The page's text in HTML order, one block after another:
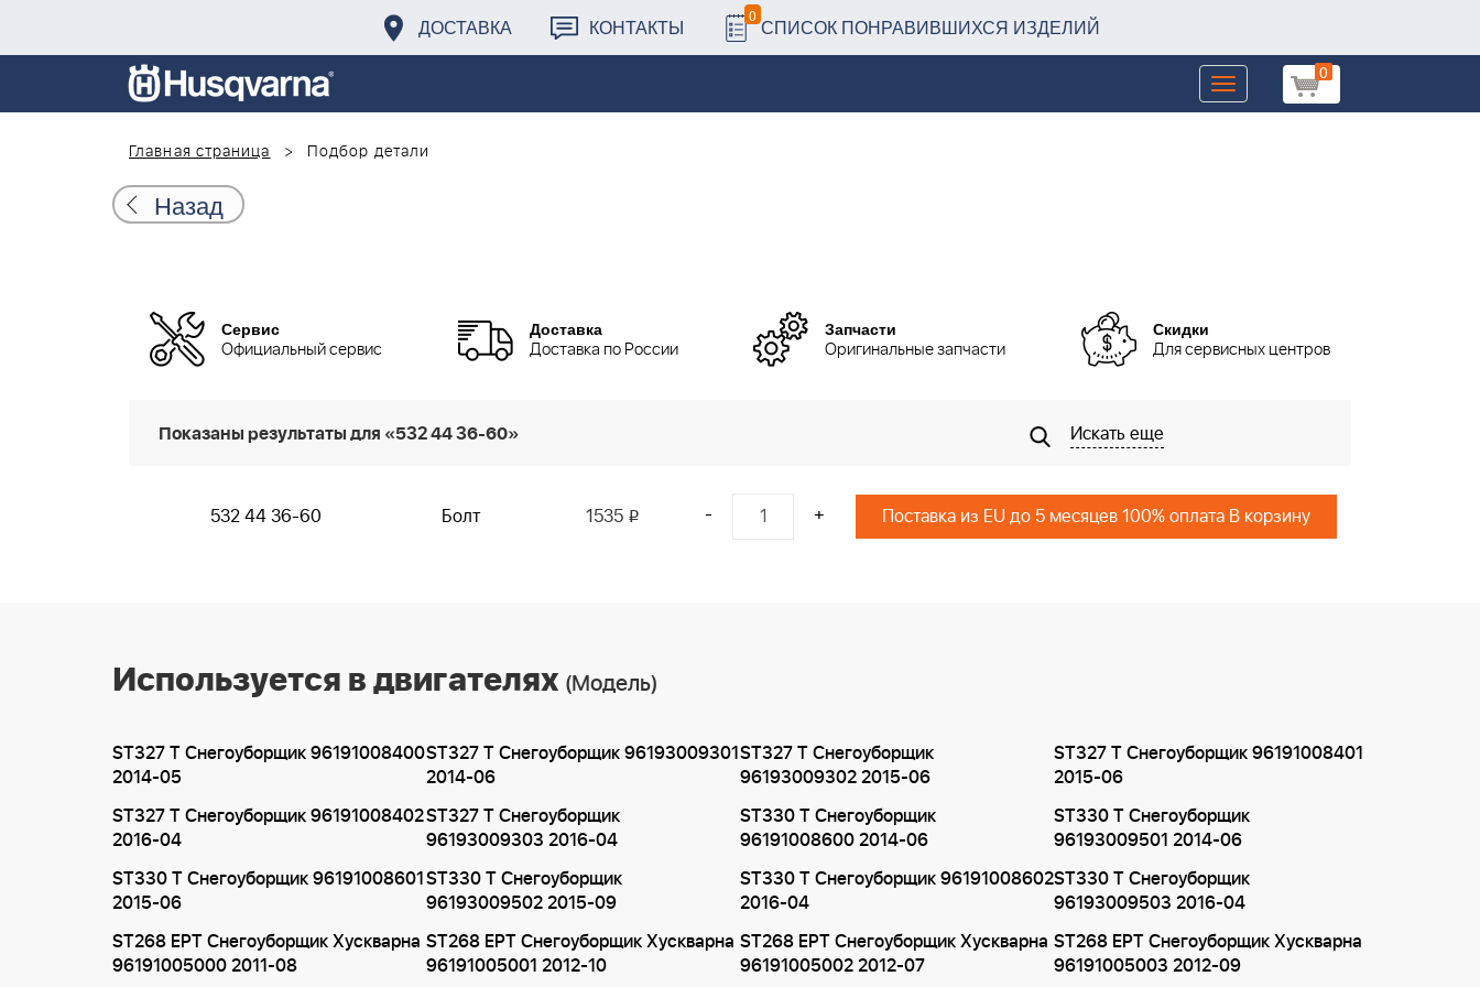
ДОСТАВКА КОНТАКТЫ 0 СПИСОК ПОНРАВИВШИХСЯ ИЗДЕЛИЙ
0
Toggle
navigation
Главная страница
Подбор детали
Назад
Сервис
Официальный сервис
Доставка
Доставка по России
Запчасти
Оригинальные запчасти
Скидки
Для сервисных центров
Показаны результаты для «532 44 36-60» Искать еще
532 44 36-60 Болт 1535 i - + Поставка из EU до 5 месяцев 100% оплата В корзину
Используется в двигателях (Модель)
ST327 T Снегоуборщик 96191008400
2014-05
ST327 T Снегоуборщик 96193009301
2014-06
ST327 T Снегоуборщик
96193009302 2015-06
ST327 T Снегоуборщик 96191008401
2015-06
ST327 T Снегоуборщик 96191008402
2016-04
ST327 T Снегоуборщик
96193009303 2016-04
ST330 T Снегоуборщик
96191008600 2014-06
ST330 T Снегоуборщик
96193009501 2014-06
ST330 T Снегоуборщик 96191008601
2015-06
ST330 T Снегоуборщик
96193009502 2015-09
ST330 T Снегоуборщик 96191008602
2016-04
ST330 T Снегоуборщик
96193009503 2016-04
ST268 EPT Снегоуборщик Хускварна
96191005000 2011-08
ST268 EPT Снегоуборщик Хускварна
96191005001 2012-10
ST268 EPT Снегоуборщик Хускварна
96191005002 2012-07
ST268 EPT Снегоуборщик Хускварна
96191005003 2012-09